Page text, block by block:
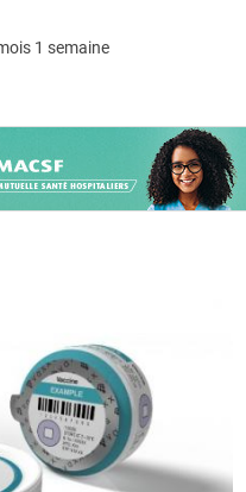
1 semaine